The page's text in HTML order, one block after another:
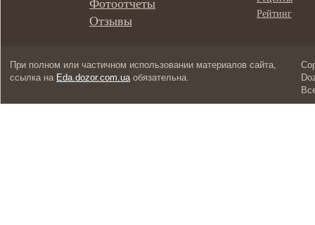
Отзывы
Рейтинг
При полном или частичном использовании материалов сайта,
ссылка на Eda.dozor.com.uaобязательна.